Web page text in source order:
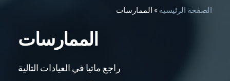
الصفحة الرئيسية » الممارسات
الممارسات
راجع ماتيا في العيادات التالية